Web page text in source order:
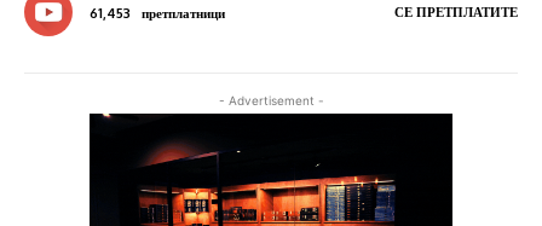
61,453 претплатници СЕ ПРЕТПЛАТИТЕ
- Advertisement -